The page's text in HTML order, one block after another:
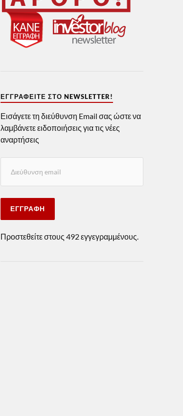
ΕΓΓΡΑΦΕΊΤΕ ΣΤΟ NEWSLETTER!
Εισάγετε τη διεύθυνση Email σας ώστε να
λαμβάνετε ειδοποιήσεις για τις νέες
αναρτήσεις
ΕΓΓΡΑΦΉ
Προστεθείτε στους 492 εγγεγραμμένους.